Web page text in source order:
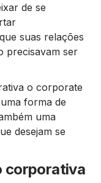
de se
suas relações
precisavam ser
o corporate
forma de
uma
desejam se
corporativa